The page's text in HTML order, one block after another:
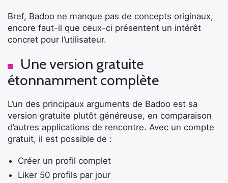
Bref, Badoo ne manque pas de concepts originaux,
encore faut-il que ceux-ci présentent un intérêt
concret pour l’utilisateur.
Une version gratuite
étonnamment complète
L’un des principaux arguments de Badoo est sa
version gratuite plutôt généreuse, en comparaison
d’autres applications de rencontre. Avec un compte
gratuit, il est possible de :
Créer un profil complet
Liker 50 profils par jour